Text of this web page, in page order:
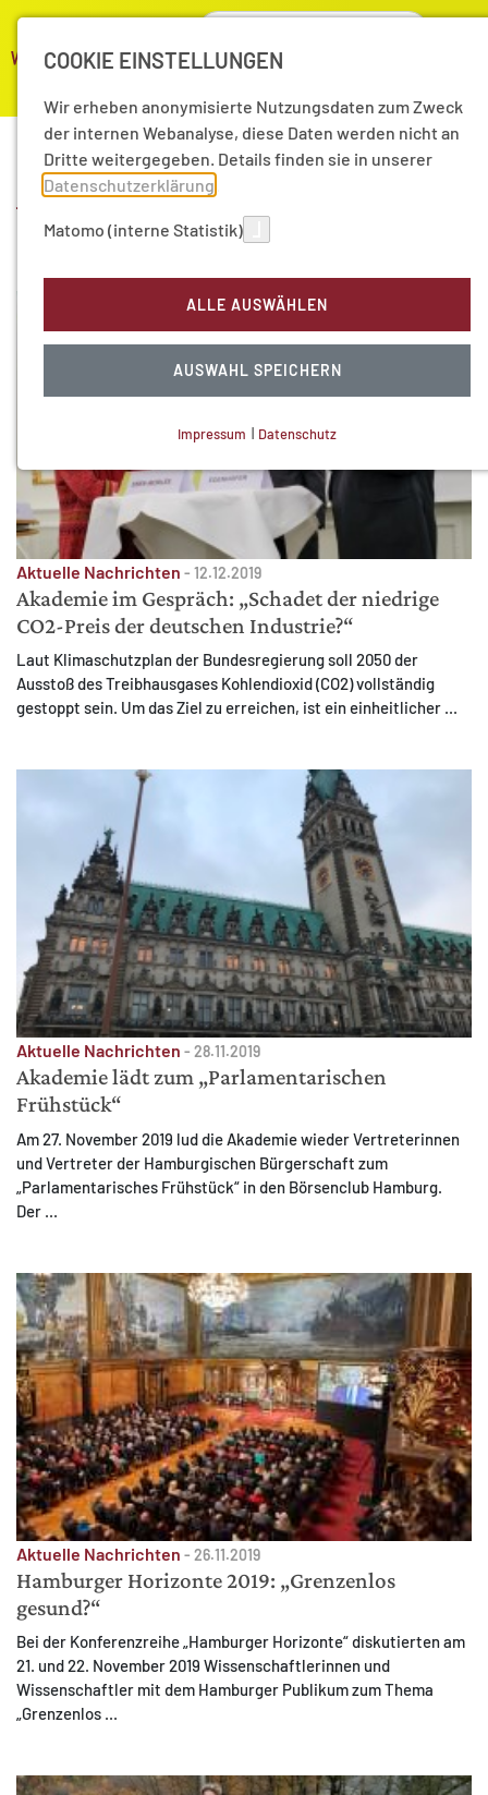
Aktuelle Nachrichten aus
2019
Aktuelle Nachrichten - 12.12.2019
Akademie im Gespräch: „Schadet der niedrige
CO2-Preis der deutschen Industrie?“
Laut Klimaschutzplan der Bundesregierung soll 2050 der
Ausstoß des Treibhausgases Kohlendioxid (CO2) vollständig
gestoppt sein. Um das Ziel zu erreichen, ist ein einheitlicher ...
Aktuelle Nachrichten - 28.11.2019
Akademie lädt zum „Parlamentarischen
Frühstück“
Am 27. November 2019 lud die Akademie wieder Vertreterinnen
und Vertreter der Hamburgischen Bürgerschaft zum
„Parlamentarisches Frühstück“ in den Börsenclub Hamburg.
Der ...
Aktuelle Nachrichten - 26.11.2019
Hamburger Horizonte 2019: „Grenzenlos
gesund?“
Bei der Konferenzreihe „Hamburger Horizonte“ diskutierten am
21. und 22. November 2019 Wissenschaftlerinnen und
Wissenschaftler mit dem Hamburger Publikum zum Thema
„Grenzenlos ...
COOKIE EINSTELLUNGEN
Wir erheben anonymisierte Nutzungsdaten zum Zweck
der internen Webanalyse, diese Daten werden nicht an
Dritte weitergegeben. Details finden sie in unserer
Datenschutzerklärung
Matomo (interne Statistik)
ALLE AUSWÄHLEN
AUSWAHL SPEICHERN
Technisch notwendig.
MATOMO (INTERNE STATISTIK)
Statistik Cookies erfassen Informationen anonym.
Diese Informationen helfen uns zu verstehen, wie
unsere Besucher unsere Website nutzen.
Matomo
Impressum | Datenschutz